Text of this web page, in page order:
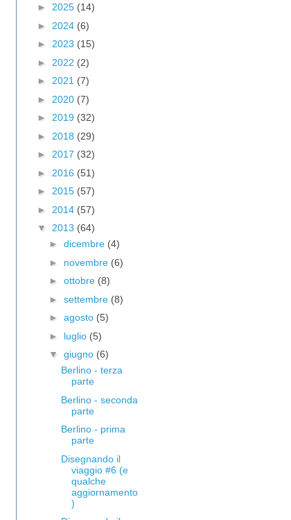
► 2025 (14)
► 2024 (6)
► 2023 (15)
► 2022 (2)
► 2021 (7)
► 2020 (7)
► 2019 (32)
► 2018 (29)
► 2017 (32)
► 2016 (51)
► 2015 (57)
► 2014 (57)
▼ 2013 (64)
► dicembre (4)
► novembre (6)
► ottobre (8)
► settembre (8)
► agosto (5)
► luglio (5)
▼ giugno (6)
Berlino - terza
parte
Berlino - seconda
parte
Berlino - prima
parte
Disegnando il
viaggio #6 (e
qualche
aggiornamento
)